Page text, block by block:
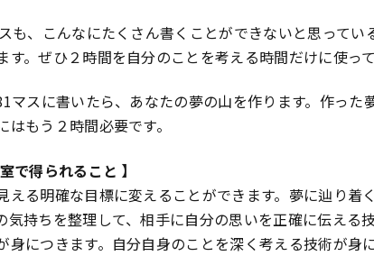
も、こんなにたくさん書くことができないと思って
す。ぜひ２時間を自分のことを考える時間だけに使っ
マスに書いたら、あなたの夢の山を作ります。作っ
はもう２時間必要です。
で得られること 】
える明確な目標に変えることができます。夢に辿り
気持ちを整理して、相手に自分の思いを正確に伝え
身につきます。自分自身のことを深く考える技術が